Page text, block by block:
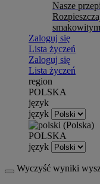
Nasze
Zaloguj się
Lista życzeń
Zaloguj się
Lista życzeń
region
POLSKA
język
język
POLSKA
język
Wyczyść wyniki